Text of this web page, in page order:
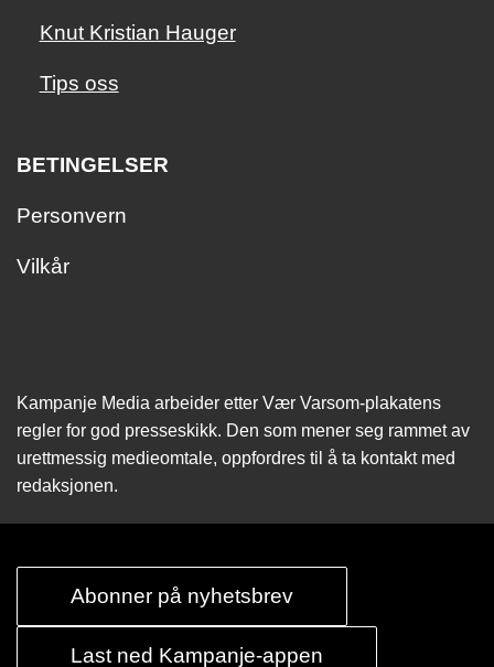
Knut Kristian Hauger
Tips oss
BETINGELSER
Personvern
Vilkår
Kampanje Media arbeider etter Vær Varsom-plakatens
regler for god presseskikk. Den som mener seg rammet av
urettmessig medie­omtale, oppfordres til å ta kontakt med
redaksjonen.
Abonner på nyhetsbrev
Last ned Kampanje-appen